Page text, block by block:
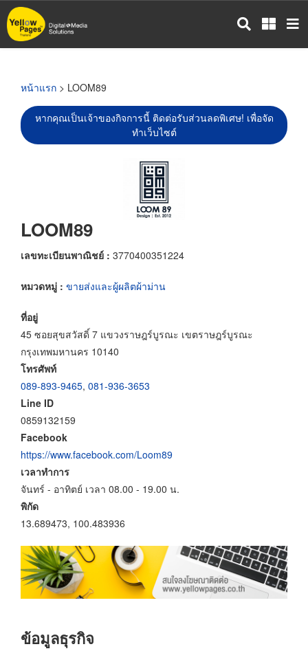
ข้าม
ไป
หน้าแรก > LOOM89
หากคุณเป็นเจ้าของกิจการนี้ ติดต่อรับส่วนลดพิเศษ! เพื่อจัด
ทำเว็บไซต์
LOOM89
เลขทะเบียนพาณิชย์ : 3770400351224
หมวดหมู่ : ขายส่งและผู้ผลิตผ้าม่าน
ที่อยู่
45 ซอยสุขสวัสดิ์ 7 แขวงราษฎร์บูรณะ เขตราษฎร์บูรณะ
กรุงเทพมหานคร 10140
โทรศัพท์
089-893-9465, 081-936-3653
Line ID
0859132159
Facebook
https://www.facebook.com/Loom89
เวลาทำการ
จันทร์ - อาทิตย์ เวลา 08.00 - 19.00 น.
พิกัด
13.689473, 100.483936
ข้อมูลธุรกิจ